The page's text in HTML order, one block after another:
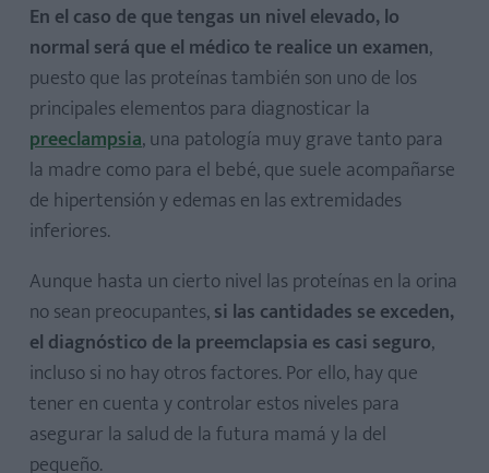
En el caso de que tengas un nivel elevado, lo
normal será que el médico te realice un examen,
puesto que las proteínas también son uno de los
principales elementos para diagnosticar la
preeclampsia, una patología muy grave tanto para
la madre como para el bebé, que suele acompañarse
de hipertensión y edemas en las extremidades
inferiores.
Aunque hasta un cierto nivel las proteínas en la orina
no sean preocupantes,si las cantidades se exceden,
el diagnóstico de la preemclapsia es casi seguro,
incluso si no hay otros factores. Por ello, hay que
tener en cuenta y controlar estos niveles para
asegurar la salud de la futura mamá y la del
pequeño.